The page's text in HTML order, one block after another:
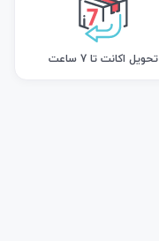
تحویل اکانت تا 7 ساعت